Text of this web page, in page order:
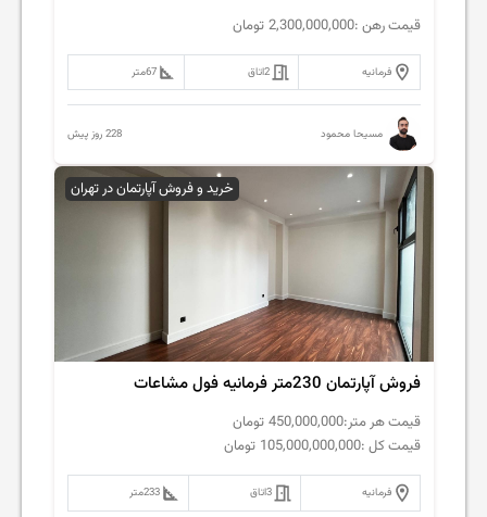
قیمت رهن :2,300,000,000 تومان
فرمانیه 2اتاق 67متر
مسیحا محمود 228 روز پیش
خرید و فروش آپارتمان در تهران
فروش آپارتمان 230متر فرمانیه فول مشاعات
قیمت هر متر:450,000,000 تومان
قیمت کل :105,000,000,000 تومان
فرمانیه 3اتاق 233متر